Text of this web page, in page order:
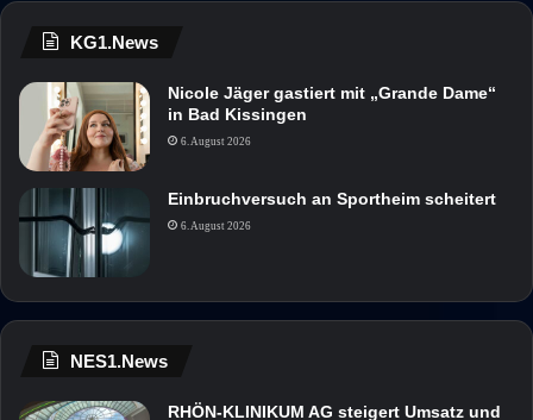
KG1.News
Nicole Jäger gastiert mit „Grande Dame“
in Bad Kissingen
6. August 2026
Einbruchversuch an Sportheim scheitert
6. August 2026
NES1.News
RHÖN-KLINIKUM AG steigert Umsatz und